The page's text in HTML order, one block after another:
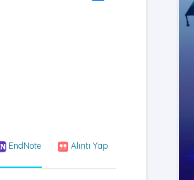
EndNote Alıntı Yap